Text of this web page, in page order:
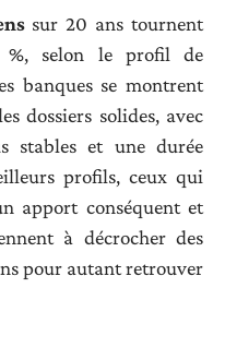
sur 20 ans tournent
selon le profil de
banques se montrent
dossiers solides, avec
stables et une durée
profils, ceux qui
apport conséquent et
à décrocher des
pour autant retrouver